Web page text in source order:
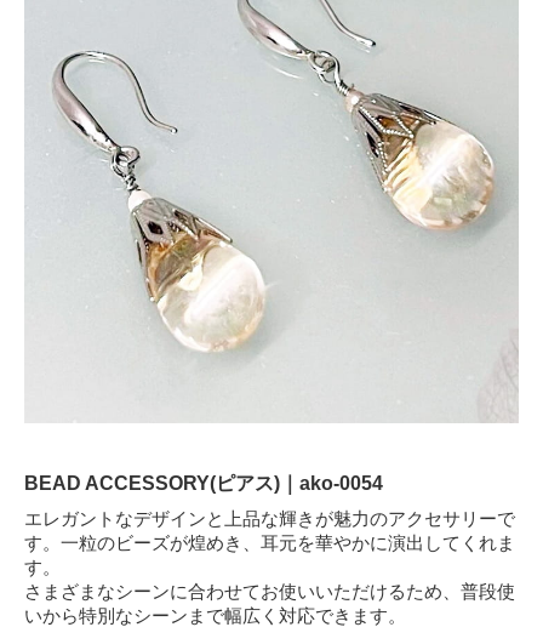
BEAD ACCESSORY(ピアス)｜ako-0054
エレガントなデザインと上品な輝きが魅力のアクセサリーで
す。一粒のビーズが煌めき、耳元を華やかに演出してくれま
す。
さまざまなシーンに合わせてお使いいただけるため、普段使
いから特別なシーンまで幅広く対応できます。